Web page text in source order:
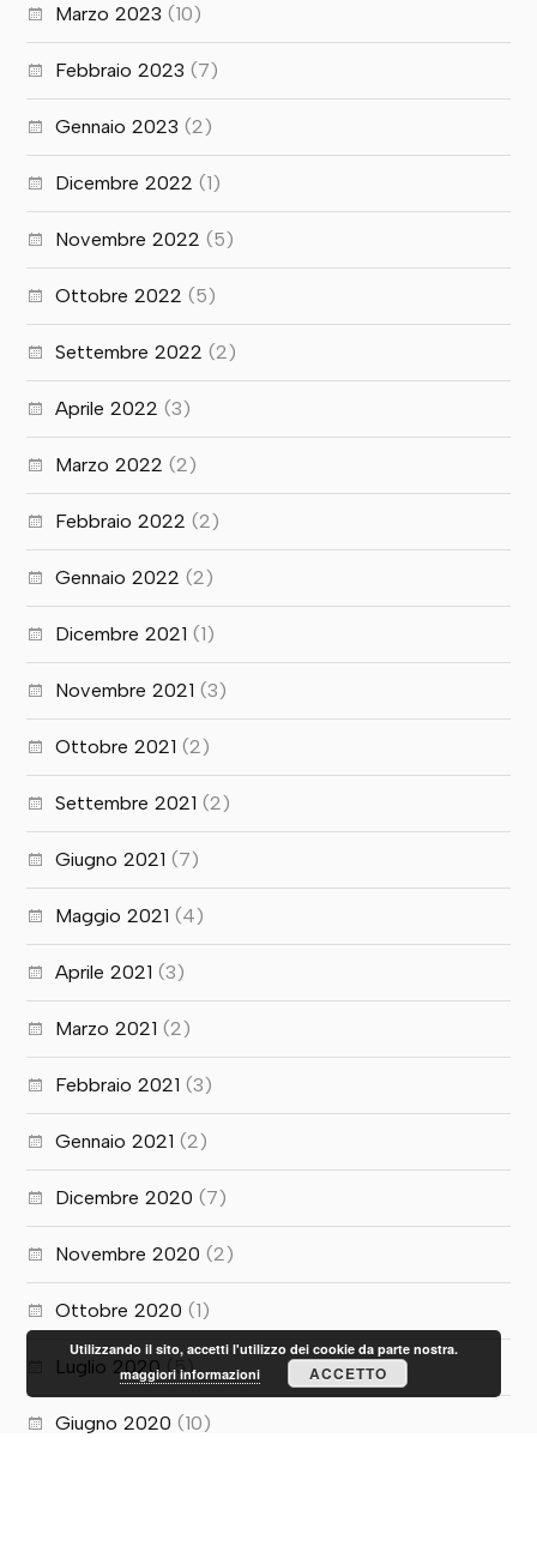
Marzo 2023 (10)
Febbraio 2023 (7)
Gennaio 2023 (2)
Dicembre 2022 (1)
Novembre 2022 (5)
Ottobre 2022 (5)
Settembre 2022 (2)
Aprile 2022 (3)
Marzo 2022 (2)
Febbraio 2022 (2)
Gennaio 2022 (2)
Dicembre 2021 (1)
Novembre 2021 (3)
Ottobre 2021 (2)
Settembre 2021 (2)
Giugno 2021 (7)
Maggio 2021 (4)
Aprile 2021 (3)
Marzo 2021 (2)
Febbraio 2021 (3)
Gennaio 2021 (2)
Dicembre 2020 (7)
Novembre 2020 (2)
Ottobre 2020 (1)
Luglio 2020 (5)
Giugno 2020 (10)
Utilizzando il sito, accetti l'utilizzo dei cookie da parte nostra.
maggiori informazioni
ACCETTO